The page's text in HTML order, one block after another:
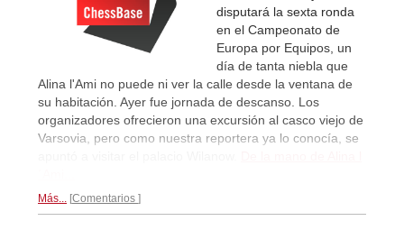
disputará la sexta ronda
en el Campeonato de
Europa por Equipos, un
día de tanta niebla que
Alina l'Ami no puede ni ver la calle desde la ventana de
su habitación. Ayer fue jornada de descanso. Los
organizadores ofrecieron una excursión al casco viejo de
Varsovia, pero como nuestra reportera ya lo conocía, se
Más... Comentarios